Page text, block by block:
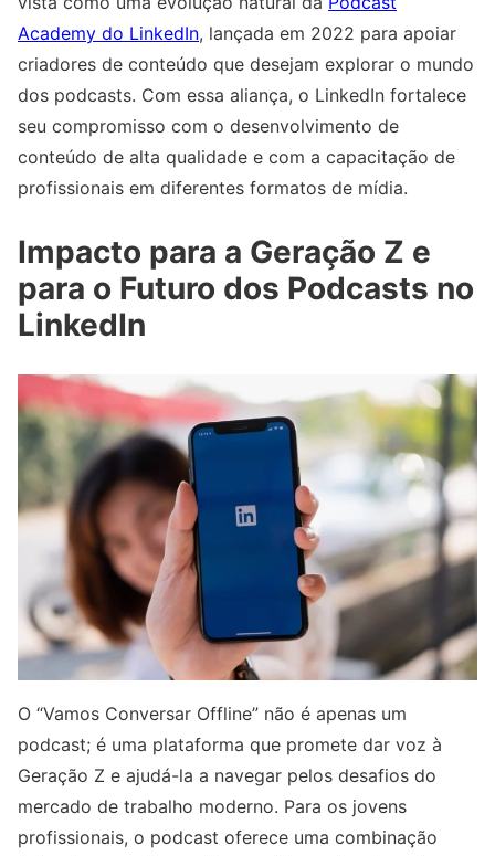
Academy do LinkedIn, lançada em 2022 para apoiar
criadores de conteúdo que desejam explorar o mundo
dos podcasts. Com essa aliança, o LinkedIn fortalece
seu compromisso com o desenvolvimento de
conteúdo de alta qualidade e com a capacitação de
profissionais em diferentes formatos de mídia.
Impacto para a Geração Z e
para o Futuro dos Podcasts no
LinkedIn
O “Vamos Conversar Offline” não é apenas um
podcast; é uma plataforma que promete dar voz à
Geração Z e ajudá-la a navegar pelos desafios do
mercado de trabalho moderno. Para os jovens
profissionais, o podcast oferece uma combinação